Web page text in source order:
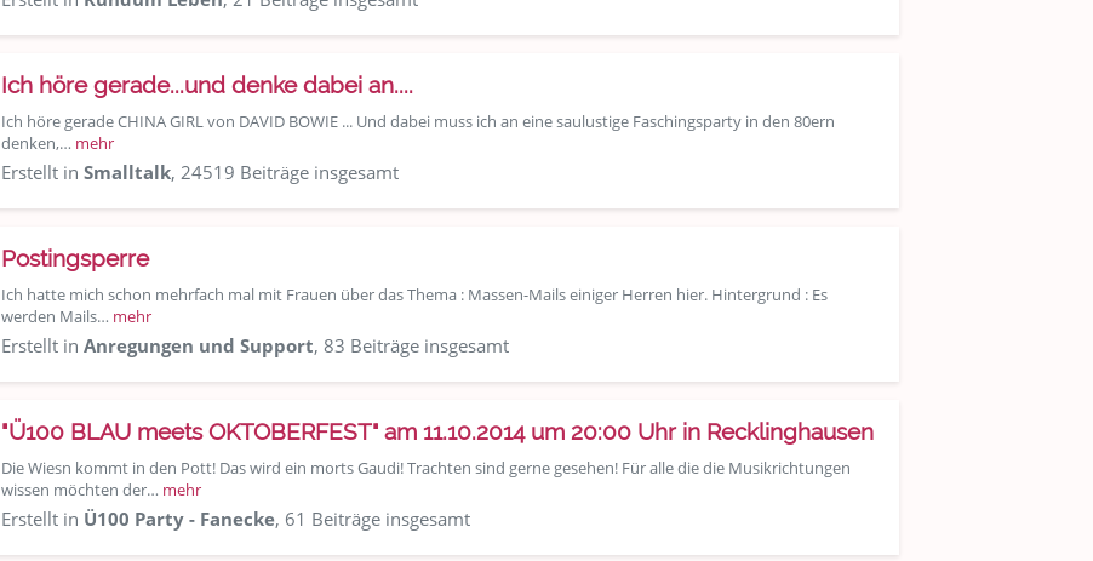
Ich höre gerade...und denke dabei an....
Ich höre gerade CHINA GIRL von DAVID BOWIE ... Und dabei muss ich an eine saulustige Faschingsparty in den 80ern
denken,… mehr
Erstellt in Smalltalk, 24519 Beiträge insgesamt
Postingsperre
Ich hatte mich schon mehrfach mal mit Frauen über das Thema : Massen-Mails einiger Herren hier. Hintergrund : Es
werden Mails… mehr
Erstellt in Anregungen und Support, 83 Beiträge insgesamt
"Ü100 BLAU meets OKTOBERFEST" am 11.10.2014 um 20:00 Uhr in Recklinghausen
Die Wiesn kommt in den Pott! Das wird ein morts Gaudi! Trachten sind gerne gesehen! Für alle die die Musikrichtungen
wissen möchten der… mehr
Erstellt in Ü100 Party - Fanecke, 61 Beiträge insgesamt